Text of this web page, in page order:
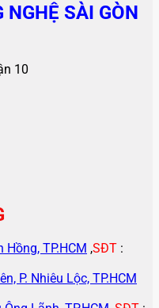
NGHỆ SÀI GÒN
10
TP.HCM ,SĐT :
P. Nhiêu Lộc, TP.HCM